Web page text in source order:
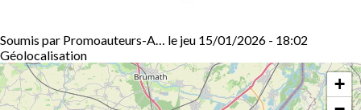
Soumis par Promoauteurs-A… le jeu 15/01/2026 - 18:02
Géolocalisation
+